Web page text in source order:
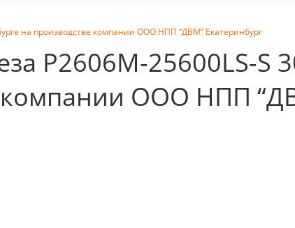
на производстве компании ООО НПП “ДВМ” Екатеринбург
P2606M-25600LS-S
компании ООО НПП